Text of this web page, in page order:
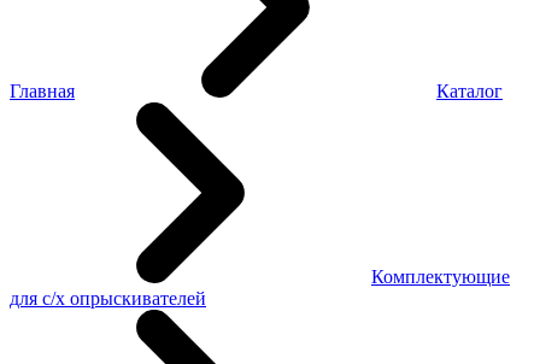
Главная Каталог
Комплектующие
для с/х опрыскивателей